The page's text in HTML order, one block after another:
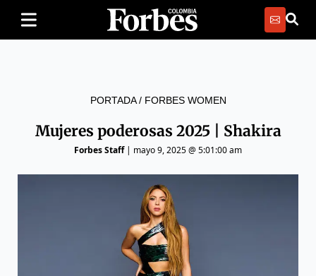
PORTADA/ FORBES WOMEN
Mujeres poderosas 2025 | Shakira
Forbes Staff| mayo 9, 2025 @ 5:01:00 am